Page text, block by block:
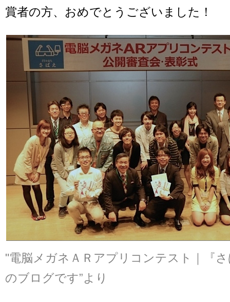
賞者の方、おめでとうございました！
"電脳メガネＡＲアプリコンテスト｜『
のブログです”より